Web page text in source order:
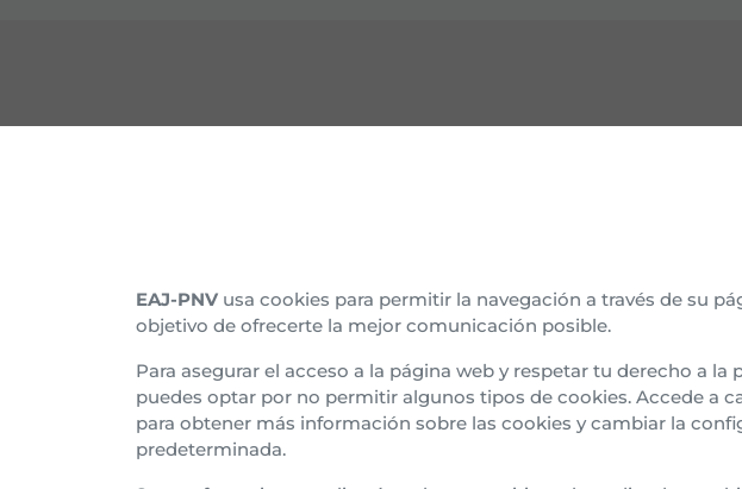
Suscríbete al boletín
Historia e ideología
Asamblea general
Transparencia
Euzko Gaztedi
EAJ-PNV usa cookies para permitir la navegación a través de su
objetivo de ofrecerte la mejor comunicación posible.
Para asegurar el acceso a la página web y respetar tu derecho a la
puedes optar por no permitir algunos tipos de cookies. Accede a
para obtener más información sobre las cookies y cambiar la
predeterminada.